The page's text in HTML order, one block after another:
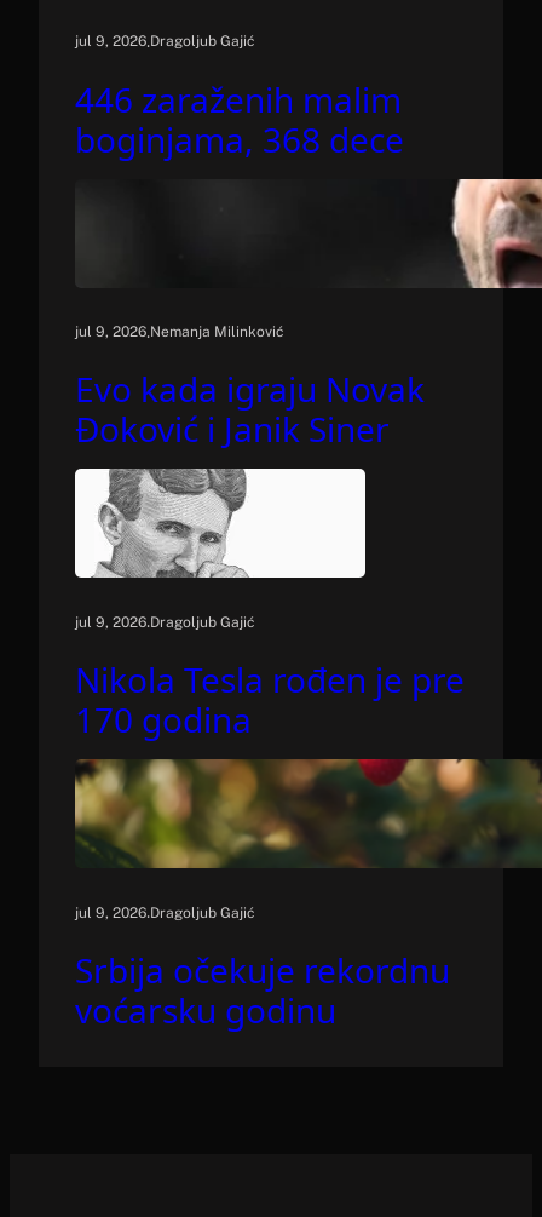
jul 9, 2026.Dragoljub Gajić
446 zaraženih malim
boginjama, 368 dece
jul 9, 2026.Nemanja Milinković
Evo kada igraju Novak
Đoković i Janik Siner
jul 9, 2026.Dragoljub Gajić
Nikola Tesla rođen je pre
170 godina
jul 9, 2026.Dragoljub Gajić
Srbija očekuje rekordnu
voćarsku godinu